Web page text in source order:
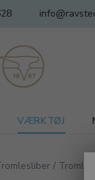
VÆRKTØJ
/